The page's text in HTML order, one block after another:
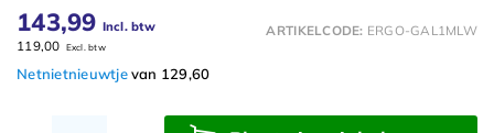
143,99 Incl. btw
119,00 Excl. btw
ARTIKELCODE: ERGO-GAL1MLW
Netnietnieuwtjevan 129,60